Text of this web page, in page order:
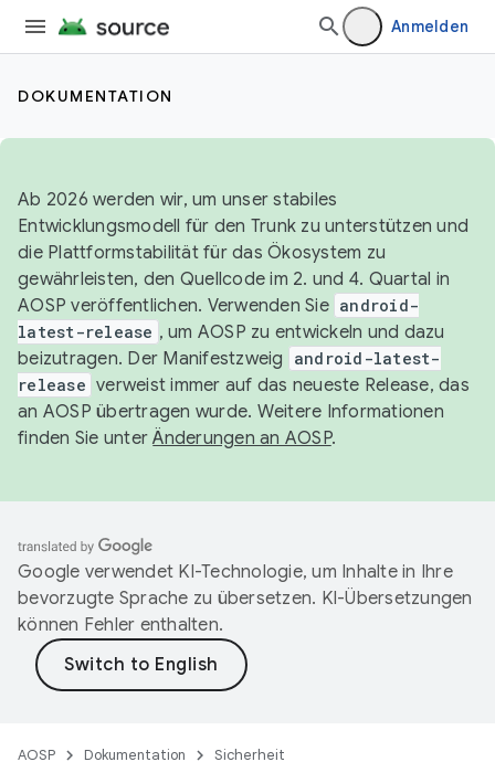
Anmelden
DOKUMENTATION
Ab 2026 werden wir, um unser stabiles
Entwicklungsmodell für den Trunk zu unterstützen und
die Plattformstabilität für das Ökosystem zu
gewährleisten, den Quellcode im 2. und 4. Quartal in
AOSP veröffentlichen. Verwenden Sie android-
latest-release , um AOSP zu entwickeln und dazu
beizutragen. Der Manifestzweig
android-latest-
release verweist immer auf das neueste Release, das
an AOSP übertragen wurde. Weitere Informationen
finden Sie unterÄnderungen an AOSP.
Google verwendet KI-Technologie, um Inhalte in Ihre
bevorzugte Sprache zu übersetzen. KI-Übersetzungen
können Fehler enthalten.
AOSP Dokumentation Sicherheit